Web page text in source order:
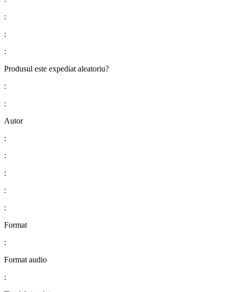
:
:
:
Produsul este expediat aleatoriu?
:
:
Autor
:
:
:
:
:
Format
:
Format audio
: